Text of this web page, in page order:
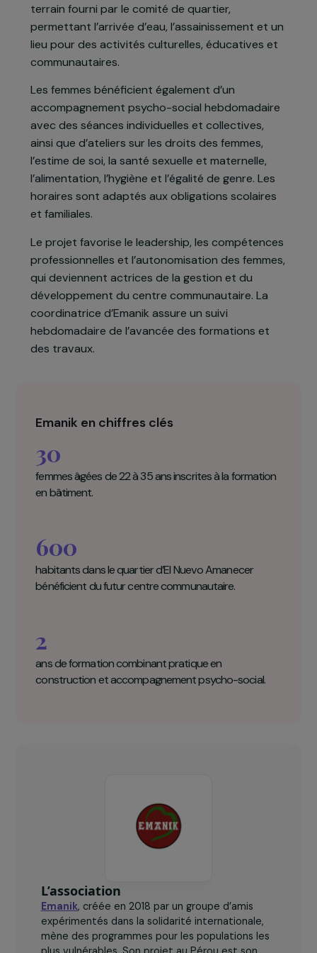
formation diplômante de deux ans en
construction, comprenant la maçonnerie, la
plomberie, l’électricité et les techniques du
construire un centre communautaire sur un
terrain fourni par le comité de quartier,
permettant l’arrivée d’eau, l’assainissement et un
lieu pour des activités culturelles, éducatives et
communautaires.
Les femmes bénéficient également d’un
avec des séances individuelles et collectives,
ainsi que d’ateliers sur les droits des femmes,
l’estime de soi, la santé sexuelle et maternelle,
l’alimentation, l’hygiène et l’égalité de genre. Les
horaires sont adaptés aux obligations scolaires
et familiales.
qui deviennent actrices de la gestion et du
coordinatrice d’Emanik assure un suivi
hebdomadaire de l’avancée des formations et
des travaux.
Emanik en chiffres clés
femmes âgées de 22 à 35 ans inscrites à la formation
en bâtiment.
ans de formation combinant pratique en